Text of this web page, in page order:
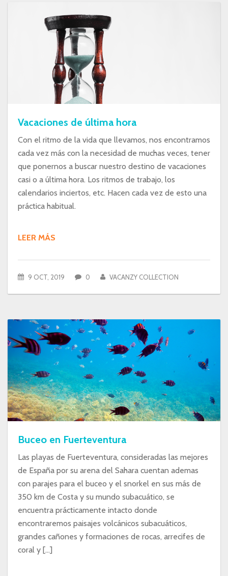
Vacaciones de última hora
Con el ritmo de la vida que llevamos, nos encontramos
cada vez más con la necesidad de muchas veces, tener
que ponernos a buscar nuestro destino de vacaciones
casi o a última hora. Los ritmos de trabajo, los
calendarios inciertos, etc. Hacen cada vez de esto una
práctica habitual.
LEER MÁS
9 OCT, 2019 0 VACANZY COLLECTION
Buceo en Fuerteventura
Las playas de Fuerteventura, consideradas las mejores
de España por su arena del Sahara cuentan ademas
con parajes para el buceo y el snorkel en sus más de
350 km de Costa y su mundo subacuático, se
encuentra prácticamente intacto donde
encontraremos paisajes volcánicos subacuáticos,
grandes cañones y formaciones de rocas, arrecifes de
coral y […]